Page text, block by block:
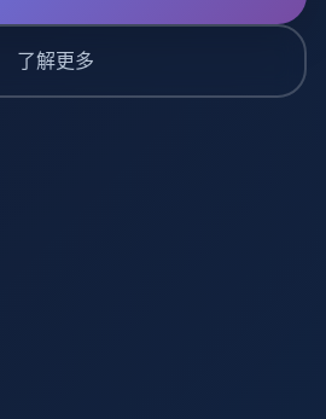
了解更多